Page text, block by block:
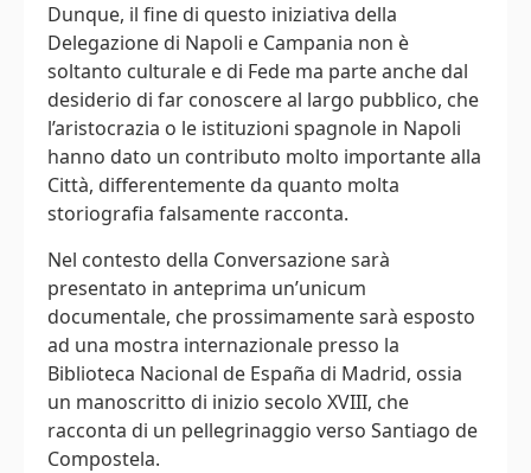
Dunque, il fine di questo iniziativa della
Delegazione di Napoli e Campania non è
soltanto culturale e di Fede ma parte anche dal
desiderio di far conoscere al largo pubblico, che
l’aristocrazia o le istituzioni spagnole in Napoli
hanno dato un contributo molto importante alla
Città, differentemente da quanto molta
storiografia falsamente racconta.
Nel contesto della Conversazione sarà
presentato in anteprima un’unicum
documentale, che prossimamente sarà esposto
ad una mostra internazionale presso la
Biblioteca Nacional de España di Madrid, ossia
un manoscritto di inizio secolo XVIII, che
racconta di un pellegrinaggio verso Santiago de
Compostela.